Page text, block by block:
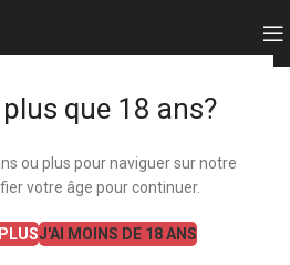
que 18 ans?
ou plus pour naviguer sur notre
votre âge pour continuer.
J'AI MOINS DE 18 ANS